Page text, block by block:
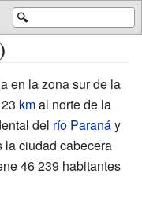
🔍
en la zona sur de la
kmal norte de la
del río Paranáy
la ciudad cabecera
46239 habitantes